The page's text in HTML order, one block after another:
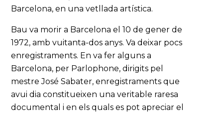
Barcelona, en una vetllada artística.
Bau va morir a Barcelona el 10 de gener de
1972, amb vuitanta-dos anys. Va deixar pocs
enregistraments. En va fer alguns a
Barcelona, per Parlophone, dirigits pel
mestre José Sabater, enregistraments que
avui dia constitueixen una veritable raresa
documental i en els quals es pot apreciar el